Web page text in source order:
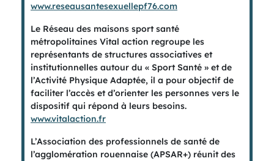
www.reseausantesexuellepf76.com
Le Réseau des maisons sport santé
métropolitaines Vital action regroupe les
représentants de structures associatives et
institutionnelles autour du « Sport Santé » et de
l’Activité Physique Adaptée, il a pour objectif de
faciliter l’accès et d’orienter les personnes vers le
dispositif qui répond à leurs besoins.
www.vitalaction.fr
L’Association des professionnels de santé de
l’agglomération rouennaise (APSAR+) réunit des